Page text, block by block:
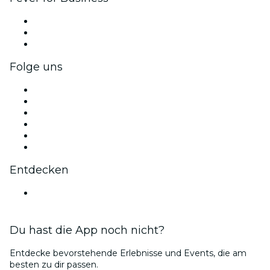
Folge uns
Entdecken
Du hast die App noch nicht?
Entdecke bevorstehende Erlebnisse und Events, die am
besten zu dir passen.